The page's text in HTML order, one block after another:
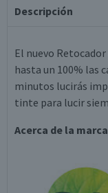
Descripción
El nuevo
hasta un 100% las
minutos lucirás
tinte para lucir
Acerca de la marca